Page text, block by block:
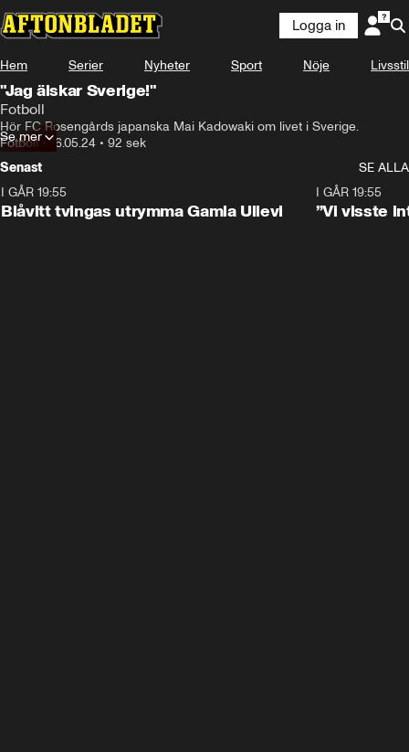
Logga in
Hem Serier Nyheter Sport Nöje Livsstil
"Jag älskar Sverige!"
Fotboll
Hör FC Rosengårds japanska Mai Kadowaki om livet i Sverige.
Fotboll•16.05.24 • 92 sek
Se mer
Senast
SE ALLA
I GÅR 19:55
Blåvitt tvingas utrymma Gamla Ullevi
I GÅR 19:55
”Vi visste